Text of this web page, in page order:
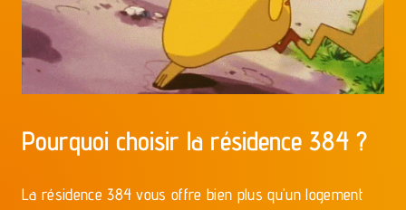
Pourquoi choisir la résidence 384 ?
La résidence 384 vous offre bien plus qu’un logement
Avec seulement 39 logements meublés
, nous nous
engageons à maintenirun environnementcalme et
Notre équipe,réactive et à l’écoute, facilite votre